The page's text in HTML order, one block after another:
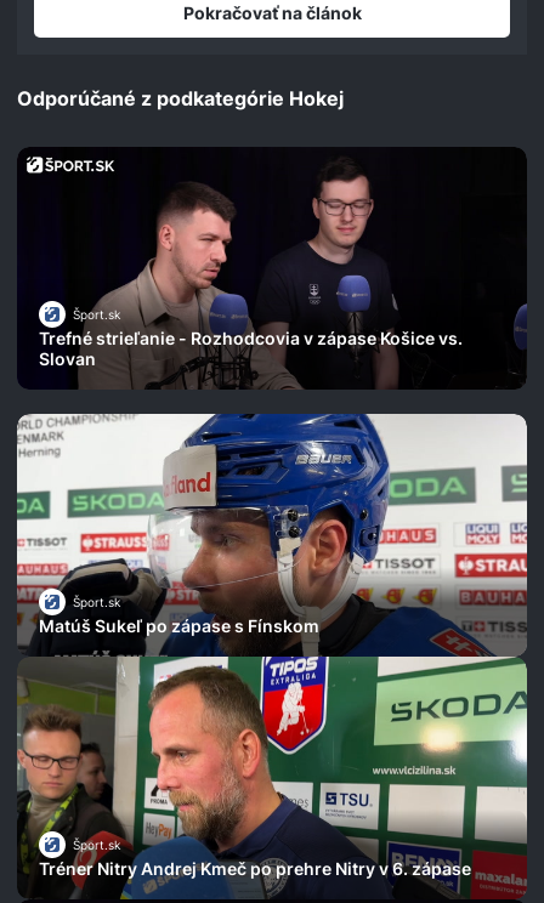
Pokračovať na článok
Odporúčané z podkategórie Hokej
Šport.sk
Trefné strieľanie - Rozhodcovia v zápase Košice vs.
Slovan
Šport.sk
Matúš Sukeľ po zápase s Fínskom
Šport.sk
Tréner Nitry Andrej Kmeč po prehre Nitry v 6. zápase